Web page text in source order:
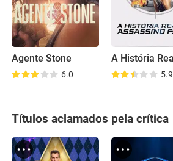
Agente Stone
6.0 5.9
Títulos aclamados pela crítica